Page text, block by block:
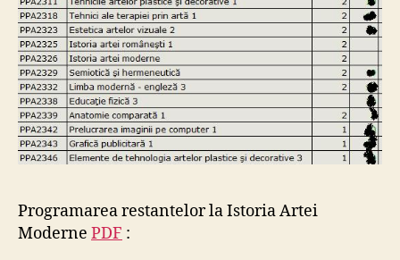
Programarea restantelor la Istoria Artei
Moderne PDF :